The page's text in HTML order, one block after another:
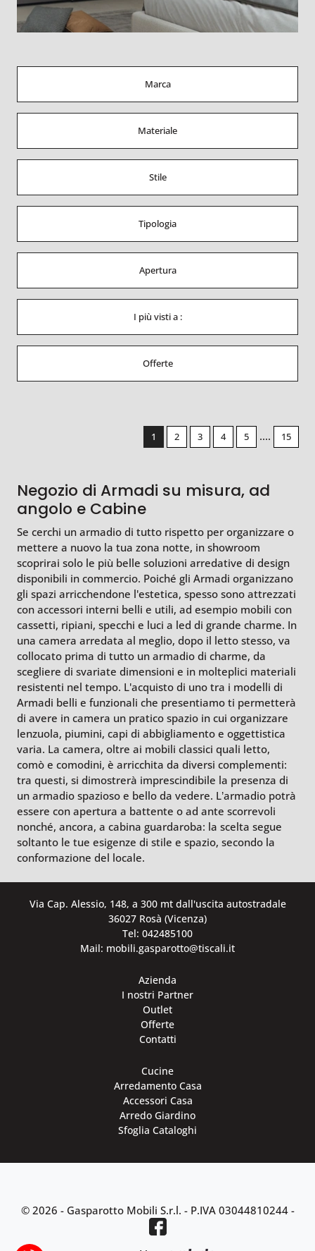
Marca
Materiale
Stile
Tipologia
Apertura
I più visti a :
Offerte
1 2 3 4 5 .... 15
Negozio di Armadi su misura, ad
angolo e Cabine
Se cerchi un armadio di tutto rispetto per organizzare o
mettere a nuovo la tua zona notte, in showroom
scoprirai solo le più belle soluzioni arredative di design
disponibili in commercio. Poiché gli Armadi organizzano
gli spazi arricchendone l'estetica, spesso sono attrezzati
con accessori interni belli e utili, ad esempio mobili con
cassetti, ripiani, specchi e luci a led di grande charme. In
una camera arredata al meglio, dopo il letto stesso, va
collocato prima di tutto un armadio di charme, da
scegliere di svariate dimensioni e in molteplici materiali
resistenti nel tempo. L'acquisto di uno tra i modelli di
Armadi belli e funzionali che presentiamo ti permetterà
di avere in camera un pratico spazio in cui organizzare
lenzuola, piumini, capi di abbigliamento e oggettistica
varia. La camera, oltre ai mobili classici quali letto,
comò e comodini, è arricchita da diversi complementi:
tra questi, si dimostrerà imprescindibile la presenza di
un armadio spazioso e bello da vedere. L’armadio potrà
essere con apertura a battente o ad ante scorrevoli
nonché, ancora, a cabina guardaroba: la scelta segue
soltanto le tue esigenze di stile e spazio, secondo la
conformazione del locale.
Via Cap. Alessio, 148, a 300 mt dall'uscita autostradale
36027 Rosà (Vicenza)
Tel: 042485100
Mail: mobili.gasparotto@tiscali.it
Azienda
I nostri Partner
Outlet
Offerte
Contatti
Cucine
Arredamento Casa
Accessori Casa
Arredo Giardino
Sfoglia Cataloghi
© 2026 - Gasparotto Mobili S.r.l. - P.IVA 03044810244-